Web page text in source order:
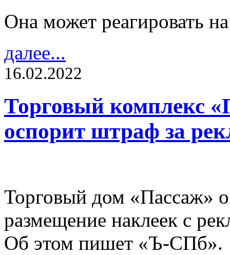
Она может реагировать
далее...
16.02.2022
Торговый комплекс
оспорит штраф за
Торговый дом «Пассаж»
размещение наклеек с
Об этом пишет «Ъ-СПб».